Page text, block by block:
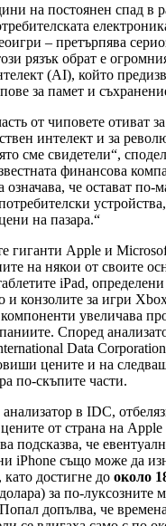
на постоянен спад в
– претърпява
рязък обрат е
(AI), който
за памет и
от чиповете отиват
интелект и за
сме свидетели“,
финансова
означава, че остават по-
на пазара.“
гиганти Apple и
на някои от своите
iPad,
и конзолите за игри
увеличава
Според
Data
цените и на
по-скъпите части.
в IDC,
от страна на
подсказва, че
iPhone също може да
като достигне до около
за по-луксозните
допълва, че